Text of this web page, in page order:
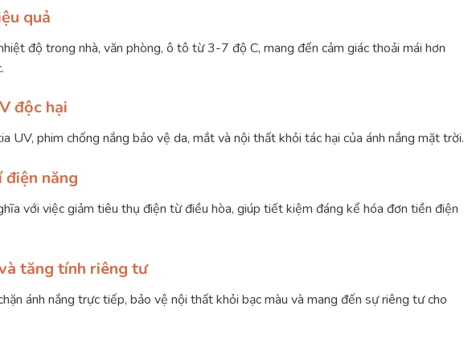
quả
độ trong nhà, văn phòng, ô tô từ 3-7 độ C, mang đến cảm giác thoải mái hơn
độc hại
UV, phim chống nắng bảo vệ da, mắt và nội thất khỏi tác hại của ánh nắng mặt trời.
điện năng
với việc giảm tiêu thụ điện từ điều hòa, giúp tiết kiệm đáng kể hóa đơn tiền điện
tăng tính riêng tư
ánh nắng trực tiếp, bảo vệ nội thất khỏi bạc màu và mang đến sự riêng tư cho